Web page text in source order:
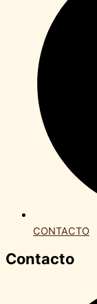
CONTACTO
Contacto